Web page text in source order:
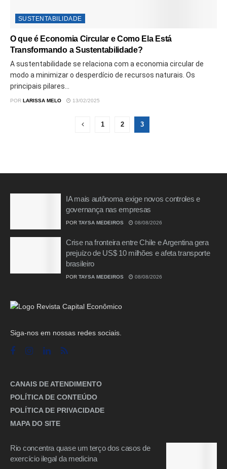
SUSTENTABILIDADE
O que é Economia Circular e Como Ela Está
Transformando a Sustentabilidade?
A sustentabilidade se relaciona com a economia circular de
modo a minimizar o desperdício de recursos naturais. Os
principais pilares...
POR LARISSA MELO 13/02/2025
1 2 3
IA mais autônoma exige novos controles e
governança nas empresas
POR TAYSA MEDEIROS 08/08/2026
Crise na fronteira entre Chile e Argentina gera
prejuízo de US$ 10 milhões e afeta transporte
brasileiro
POR TAYSA MEDEIROS 08/08/2026
Siga-nos em nossas redes sociais.
CANAIS DE ATENDIMENTO
POLÍTICA DE CONTEÚDO
POLÍTICA DE PRIVACIDADE
MAPA DO SITE
Rio concentra quase um terço dos casos de
exercício ilegal da medicina